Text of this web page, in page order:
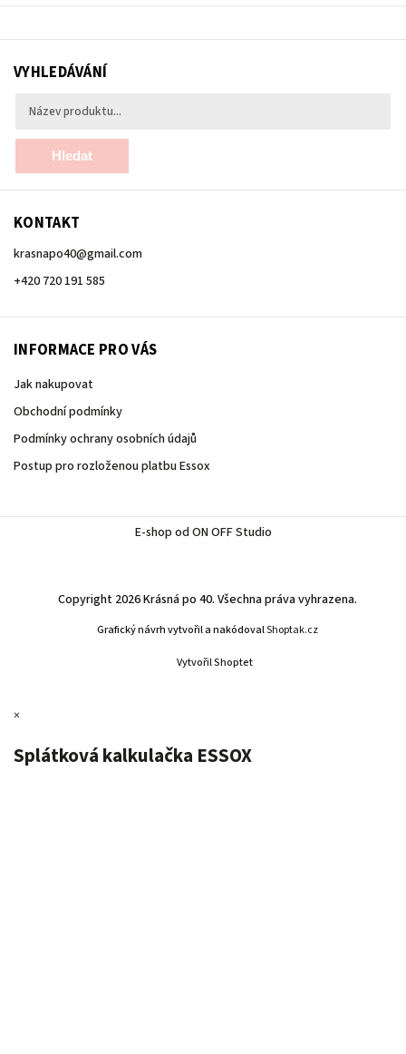
VYHLEDÁVÁNÍ
Hledat
KONTAKT
krasnapo40@gmail.com
+420 720 191 585
INFORMACE PRO VÁS
Jak nakupovat
Obchodní podmínky
Podmínky ochrany osobních údajů
Postup pro rozloženou platbu Essox
E-shop od ON OFF Studio
Vytvořil Shoptet
Copyright 2026Krásná po 40. Všechna práva vyhrazena.
Grafický návrh vytvořil a nakódovalShoptak.cz
×
Splátková kalkulačka ESSOX